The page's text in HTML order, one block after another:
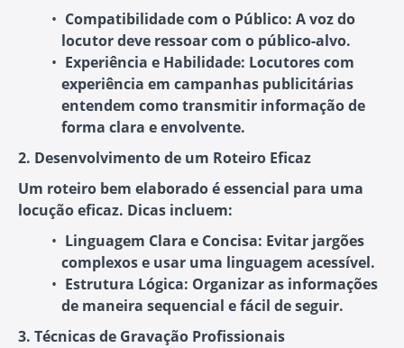
Compatibilidade com o Público: A voz do
locutor deve ressoar com o público-alvo.
Experiência e Habilidade: Locutores com
experiência em campanhas publicitárias
entendem como transmitir informação de
forma clara e envolvente.
2. Desenvolvimento de um Roteiro Eficaz
Um roteiro bem elaborado é essencial para uma
locução eficaz. Dicas incluem:
Linguagem Clara e Concisa: Evitar jargões
complexos e usar uma linguagem acessível.
Estrutura Lógica: Organizar as informações
de maneira sequencial e fácil de seguir.
3. Técnicas de Gravação Profissionais